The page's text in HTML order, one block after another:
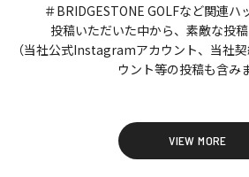
＃BRIDGESTONE GOLFなど関連ハ
投稿いただいた中から、素敵な投稿
（当社公式Instagramアカウント、当社
ウント等の投稿も含み
VIEW MORE